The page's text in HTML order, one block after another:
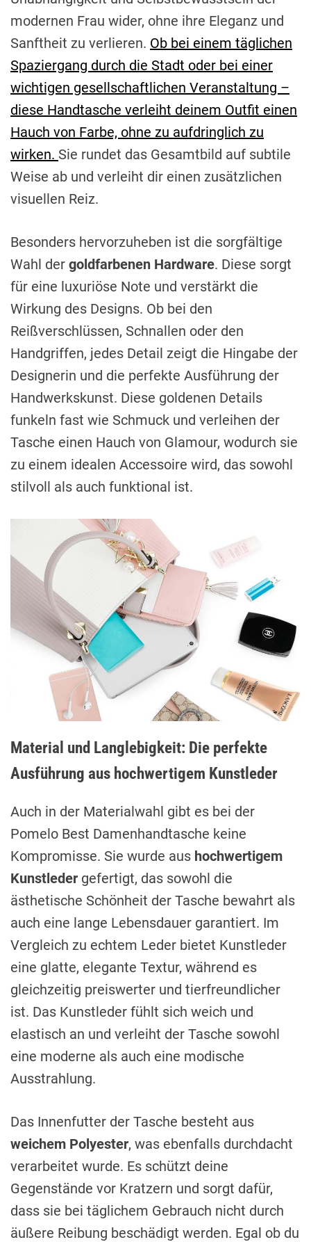
modernen Frau wider, ohne ihre Eleganz und
Sanftheit zu verlieren. Ob bei einem täglichen
Spaziergang durch die Stadt oder bei einer
wichtigen gesellschaftlichen Veranstaltung –
diese Handtasche verleiht deinem Outfit einen
Hauch von Farbe, ohne zu aufdringlich zu
wirken. Sie rundet das Gesamtbild auf subtile
Weise ab und verleiht dir einen zusätzlichen
visuellen Reiz.
Besonders hervorzuheben ist die sorgfältige
Wahl der goldfarbenen Hardware. Diese sorgt
für eine luxuriöse Note und verstärkt die
Wirkung des Designs. Ob bei den
Reißverschlüssen, Schnallen oder den
Handgriffen, jedes Detail zeigt die Hingabe der
Designerin und die perfekte Ausführung der
Handwerkskunst. Diese goldenen Details
funkeln fast wie Schmuck und verleihen der
Tasche einen Hauch von Glamour, wodurch sie
zu einem idealen Accessoire wird, das sowohl
stilvoll als auch funktional ist.
Material und Langlebigkeit: Die perfekte
Ausführung aus hochwertigem Kunstleder
Auch in der Materialwahl gibt es bei der
Pomelo Best Damenhandtasche keine
Kompromisse. Sie wurde aus hochwertigem
Kunstleder gefertigt, das sowohl die
ästhetische Schönheit der Tasche bewahrt als
auch eine lange Lebensdauer garantiert. Im
Vergleich zu echtem Leder bietet Kunstleder
eine glatte, elegante Textur, während es
gleichzeitig preiswerter und tierfreundlicher
ist. Das Kunstleder fühlt sich weich und
elastisch an und verleiht der Tasche sowohl
eine moderne als auch eine modische
Ausstrahlung.
Das Innenfutter der Tasche besteht aus
weichem Polyester, was ebenfalls durchdacht
verarbeitet wurde. Es schützt deine
Gegenstände vor Kratzern und sorgt dafür,
dass sie bei täglichem Gebrauch nicht durch
äußere Reibung beschädigt werden. Egal ob du